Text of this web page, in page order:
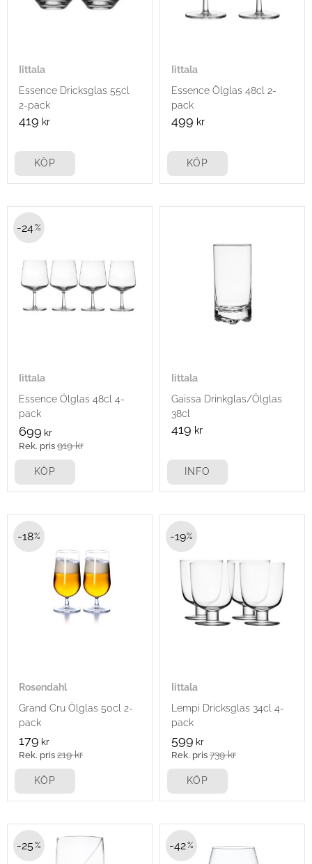
Iittala
Essence Dricksglas 55cl
2-pack
419 kr
KÖP
Iittala
Essence Ölglas 48cl 2-
pack
499 kr
KÖP
Iittala
Essence Ölglas 48cl 4-
pack
699 kr
919kr
24%
KÖP
Iittala
Gaissa Drinkglas/Ölglas
38cl
419 kr
INFO
Rosendahl
Grand Cru Ölglas 50cl 2-
pack
179 kr
219kr
18%
KÖP
Iittala
Lempi Dricksglas 34cl 4-
pack
599 kr
739kr
19%
KÖP
25% 42%